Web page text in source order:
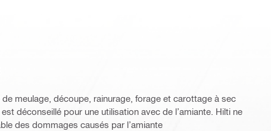
meulage, découpe, rainurage, forage et carottage à sec
déconseillé pour une utilisation avec de l’amiante. Hilti ne
des dommages causés par l’amiante